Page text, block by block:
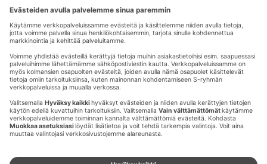
Aukioloajat
Anna palautetta
Kartat
Stellan esittely
Tapahtumajärjestäjille
Toriparkki
Vuokrattavat liikehuoneistot